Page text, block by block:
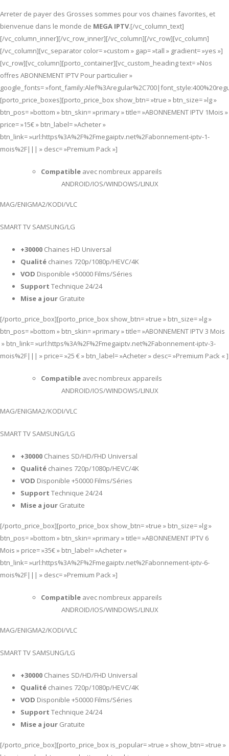
Arreter de payer des Grosses sommes pour vos chaines favorites, et
bienvenue dans le monde de MEGA IPTV.[/vc_column_text]
[/vc_column_inner][/vc_row_inner][/vc_column][/vc_row][vc_column]
[/vc_column][vc_separator color= »custom » gap= »tall » gradient= »yes »]
[vc_row][vc_column][porto_container][vc_custom_heading text= »Nos
offres ABONNEMENT IPTV Pour particulier »
google_fonts=
[porto_price_boxes][porto_price_box show_btn= »true » btn_size= »lg »
btn_pos= »bottom » btn_skin= »primary » title= »ABONNEMENT IPTV 1Mois »
price= »15€ » btn_label= »Acheter »
btn_link= »url:https%3A%2F%2Fmegaiptv.net%2Fabonnement-iptv-1-
mois%2F||| » desc= »Premium Pack »]
Compatible avec nombreux appareils
ANDROID/IOS/WINDOWS/LINUX
MAG/ENIGMA2/KODI/VLC
SMART TV SAMSUNG/LG
+30000 Chaines HD Universal
Qualité chaines 720p/1080p/HEVC/4K
VOD Disponible +50000 Films/Séries
Support Technique 24/24
Mise a jour Gratuite
[/porto_price_box][porto_price_box show_btn= »true » btn_size= »lg »
btn_pos= »bottom » btn_skin= »primary » title= »ABONNEMENT IPTV 3 Mois
» btn_link= »url:https%3A%2F%2Fmegaiptv.net%2Fabonnement-iptv-3-
mois%2F||| » price= »25 € » btn_label= »Acheter » desc= »Premium Pack « ]
Compatible avec nombreux appareils
ANDROID/IOS/WINDOWS/LINUX
MAG/ENIGMA2/KODI/VLC
SMART TV SAMSUNG/LG
+30000 Chaines SD/HD/FHD Universal
Qualité chaines 720p/1080p/HEVC/4K
VOD Disponible +50000 Films/Séries
Support Technique 24/24
Mise a jour Gratuite
[/porto_price_box][porto_price_box show_btn= »true » btn_size= »lg »
btn_pos= »bottom » btn_skin= »primary » title= »ABONNEMENT IPTV 6
Mois » price= »35€ » btn_label= »Acheter »
btn_link= »url:https%3A%2F%2Fmegaiptv.net%2Fabonnement-iptv-6-
mois%2F||| » desc= »Premium Pack »]
Compatible avec nombreux appareils
ANDROID/IOS/WINDOWS/LINUX
MAG/ENIGMA2/KODI/VLC
SMART TV SAMSUNG/LG
+30000 Chaines SD/HD/FHD Universal
Qualité chaines 720p/1080p/HEVC/4K
VOD Disponible +50000 Films/Séries
Support Technique 24/24
Mise a jour Gratuite
[/porto_price_box][porto_price_box is_popular= »true » show_btn= »true »